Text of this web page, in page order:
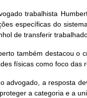
trabalhista
específicas do
de transferir
também destacou o
físicas como foco das
advogado, a resposta
a categoria e a